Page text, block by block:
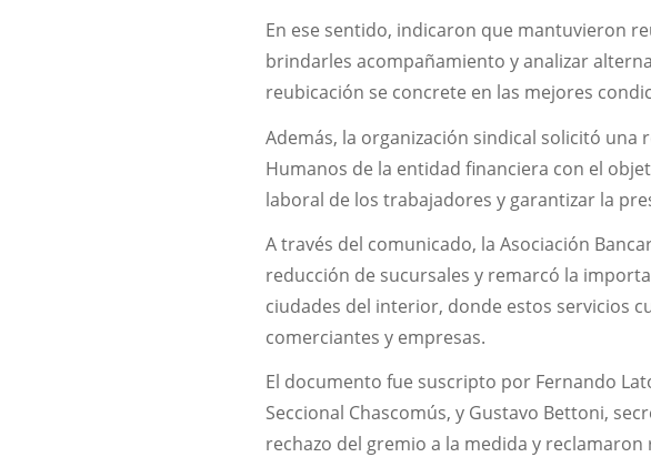
En ese sentido, indicaron que mantuvieron
brindarles acompañamiento y analizar
reubicación se concrete en las mejores
Además, la organización sindical solicitó
Humanos de la entidad financiera con el
laboral de los trabajadores y garantizar la
A través del comunicado, la Asociación
reducción de sucursales y remarcó la
ciudades del interior, donde estos servicios
comerciantes y empresas.
El documento fue suscripto por Fernando
Seccional Chascomús, y Gustavo Bettoni,
rechazo del gremio a la medida y